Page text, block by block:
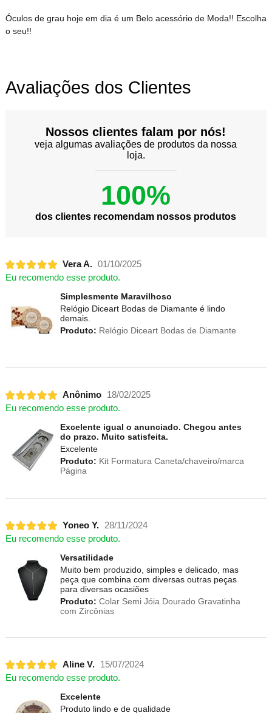
Óculos de grau hoje em dia é um Belo acessório de Moda!! Escolha
o seu!!
Avaliações dos Clientes
Nossos clientes falam por nós!
veja algumas avaliações de produtos da nossa
loja.
100%
dos clientes recomendam nossos produtos
Vera A. 01/10/2025
Eu recomendo esse produto.
Simplesmente Maravilhoso
Relógio Diceart Bodas de Diamante é lindo
demais.
Produto: Relógio Diceart Bodas de Diamante
Anônimo
18/02/2025
Eu recomendo esse produto.
Excelente igual o anunciado. Chegou antes
do prazo. Muito satisfeita.
Excelente
Produto: Kit Formatura Caneta/chaveiro/marca
Página
Yoneo Y. 28/11/2024
Eu recomendo esse produto.
Versatilidade
Muito bem produzido, simples e delicado, mas
peça que combina com diversas outras peças
para diversas ocasiões
Produto: Colar Semi Jóia Dourado Gravatinha
com Zircônias
Aline V.
15/07/2024
Eu recomendo esse produto.
Excelente
Produto lindo e de qualidade